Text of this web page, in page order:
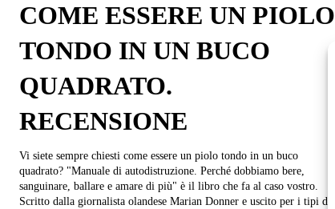
COME ESSERE UN PIOLO
TONDO IN UN BUCO
QUADRATO.
RECENSIONE
Vi siete sempre chiesti come essere un piolo tondo in un buco
quadrato? "Manuale di autodistruzione. Perché dobbiamo bere,
sanguinare, ballare e amare di più" è il libro che fa al caso vostro.
Scritto dalla giornalista olandese Marian Donner e uscito per i tipi de